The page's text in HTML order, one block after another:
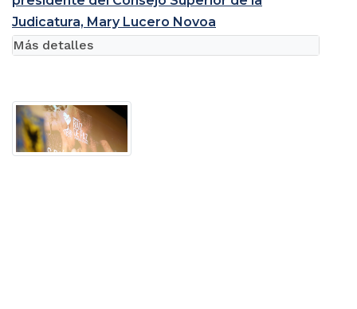
Judicatura, Mary Lucero Novoa
Más detalles